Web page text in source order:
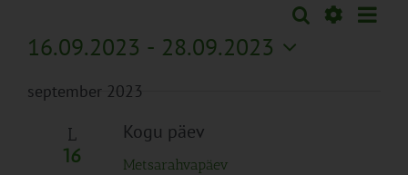
Sündmused
Search
Otsi
16.09.2023 - 28.09.2023
kuupäev.
september 2023
L
16
Kogu päev
Metsarahvapäev